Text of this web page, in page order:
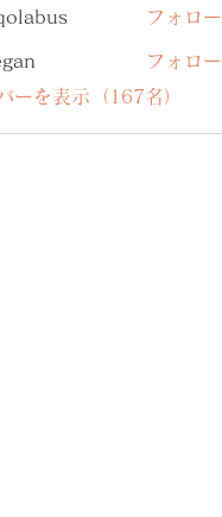
フォロー
フォロー
ーを表示（167名）